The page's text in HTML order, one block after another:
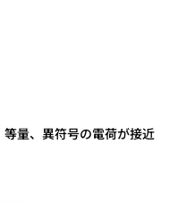
量、異符号の電荷が接近